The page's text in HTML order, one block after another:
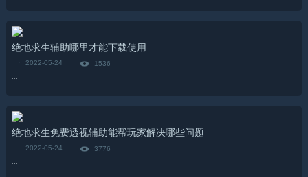
绝地求生辅助哪里才能下载使用
· 2022-05-24
1536
绝地求生免费透视辅助能帮玩家解决哪些问题
· 2022-05-24
3776